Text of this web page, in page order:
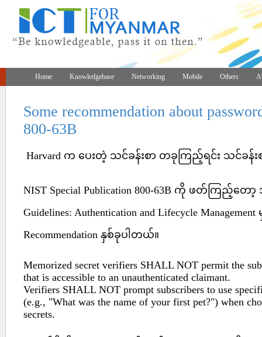
Home Knowledgebase Networking Mobile Others
Some recommendation about
800-63B
Harvard က ပေးတဲ့ သင်ခန်းစာ တခုကြည့်ရင်း သင်ခ
NIST Special Publication 800-63B ကို ဖတ်ကြည့်တေ
Guidelines: Authentication and Lifecycle
Recommendation နှစ်ခုပါတယ်။
Memorized secret verifiers SHALL NOT permit the
that is accessible to an unauthenticated claimant.
Verifiers SHALL NOT prompt subscribers to use
(e.g., "What was the name of your first pet?") when
secrets.